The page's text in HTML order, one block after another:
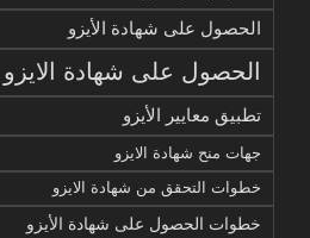
الحصول على شهادة الأيزو
الحصول على شهادة الايزو
تطبيق معايير الأيزو
جهات منح شهادة الايزو
خطوات التحقق من شهادة الايزو
خطوات الحصول على شهادة الأيزو